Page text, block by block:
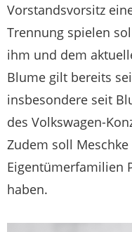
Vorstandsvorsitz
Trennung spielen
ihm und dem
Blume gilt bereits
insbesondere seit
des Volkswagen-
Zudem soll
Eigentümerfamilien
haben.